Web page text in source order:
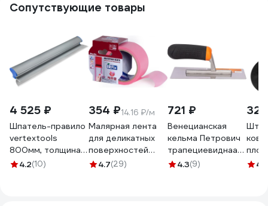
Сопутствующие товары
4 525 ₽
Шпатель-правило
vertextools
800мм, толщина
0,5мм,
4.2(10)
354 ₽14.16 ₽/м
Малярная лента
для деликатных
поверхностей
IRFIX EXTRA 50
4.7(29)
721 ₽
Венецианская
кельма Петрович
трапециевиднаая,
200x80x70мм,
4.3(9) 4.8